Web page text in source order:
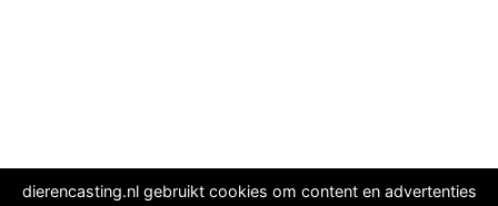
dierencasting.nl gebruikt cookies om content en advertenties